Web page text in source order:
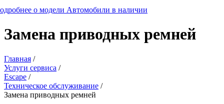
о модели Автомобили в наличии
Замена приводных ремней
Главная /
Услуги сервиса /
Escape /
Техническое обслуживание /
Замена приводных ремней